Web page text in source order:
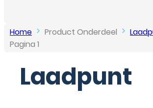
Home
Laadpunt